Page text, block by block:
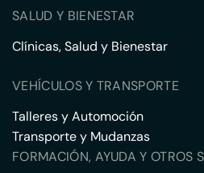
SALUD Y BIENESTAR
Clínicas, Salud y Bienestar
VEHÍCULOS Y TRANSPORTE
Talleres y Automoción
Transporte y Mudanzas
FORMACIÓN, AYUDA Y OTROS